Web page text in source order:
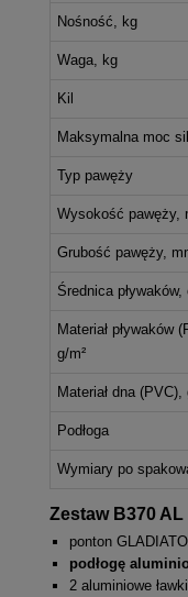
Nośność, kg
Waga, kg
Kil
Maksymalna moc
Typ pawęży
Wysokość pawęży,
Grubość pawęży,
Średnica pływaków,
Materiał pływaków
g/m²
Materiał dna (PVC),
Podłoga
Wymiary po
Zestaw B370 AL
ponton
podłogę
2 aluminiowe